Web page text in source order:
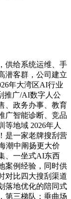
给系统运维、手
潜客群，公司建立
年大湾区AI行业
推广/AI数字人公
、政务办事、教育
广智能诊断、竞品
地域 2026年人
是一家老牌搜刮营
潮中阐扬更大价
、一坐式AI东西
案例经验，同时供
对比四大搜刮渠道
落地优化的陪同式
第三梯队：垂曲场